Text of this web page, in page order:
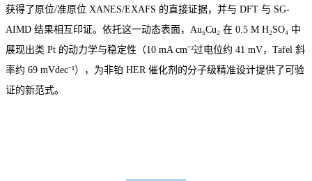
获得了原位/准原位 XANES/EXAFS 的直接证据，并与 DFT 与 SG-
AIMD 结果相互印证。依托这一动态表面，Au₅Cu₂ 在 0.5 M H₂SO₄ 中
展现出类 Pt 的动力学与稳定性（10 mA cm⁻²过电位约 41 mV，Tafel 斜
率约 69 mVdec⁻¹），为非铂 HER 催化剂的分子级精准设计提供了可验
证的新范式。